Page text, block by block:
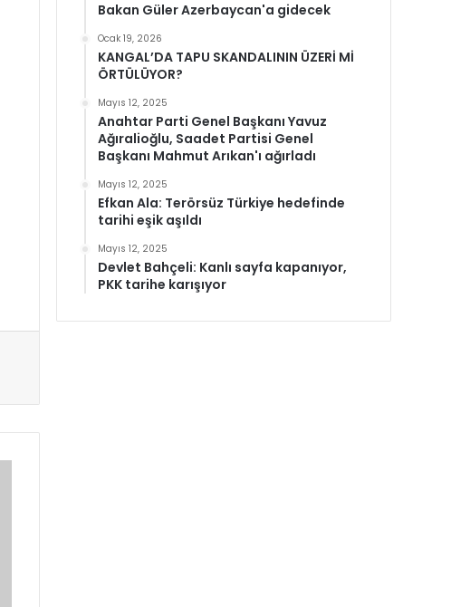
Bakan Güler Azerbaycan'a gidecek
Ocak 19, 2026
KANGAL’DA TAPU SKANDALININ ÜZERİ Mİ
ÖRTÜLÜYOR?
Mayıs 12, 2025
Anahtar Parti Genel Başkanı Yavuz
Ağıralioğlu, Saadet Partisi Genel
Başkanı Mahmut Arıkan'ı ağırladı
Mayıs 12, 2025
Efkan Ala: Terörsüz Türkiye hedefinde
tarihi eşik aşıldı
Mayıs 12, 2025
Devlet Bahçeli: Kanlı sayfa kapanıyor,
PKK tarihe karışıyor